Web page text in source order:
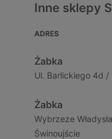
Inne sklepy
ADRES
Żabka
Ul. Barlickiego 4d
Żabka
Wybrzeze
Świnoujście